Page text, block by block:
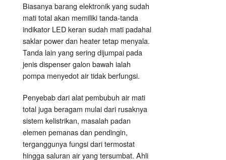
Biasanya barang elektronik yang sudah
mati total akan memiliki tanda-tanda
indikator LED keran sudah mati padahal
saklar power dan heater tetap menyala.
Tanda lain yang sering dijumpai pada
jenis dispenser galon bawah ialah
pompa menyedot air tidak berfungsi.
Penyebab dari alat pembubuh air mati
total juga beragam mulai dari rusaknya
sistem kelistrikan, masalah padan
elemen pemanas dan pendingin,
terganggunya fungsi dari termostat
hingga saluran air yang tersumbat. Ahli